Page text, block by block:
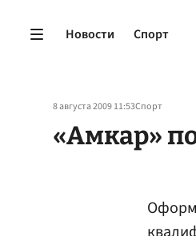
Новости Спорт
8 августа 2009 11:53Спорт
«Амкар»